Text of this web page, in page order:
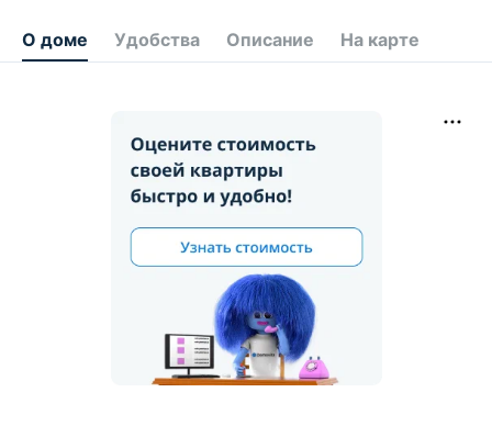
О доме Удобства Описание На карте